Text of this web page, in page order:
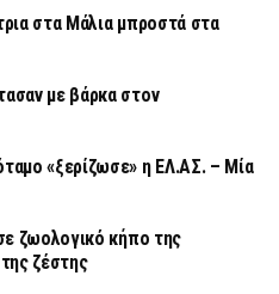
στα Μάλια μπροστά στα
με βάρκα στον
«ξερίζωσε» η ΕΛ.ΑΣ. – Μία
ζωολογικό κήπο της
ζέστης